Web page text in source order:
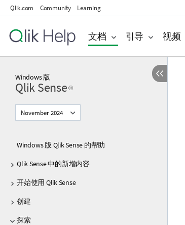
Qlik.com Community Learning
文档 引导 视频
Windows版
Qlik Sense ®
November 2024
Windows 版 Qlik Sense 的帮助
Qlik Sense 中的新增内容
开始使用 Qlik Sense
创建
探索